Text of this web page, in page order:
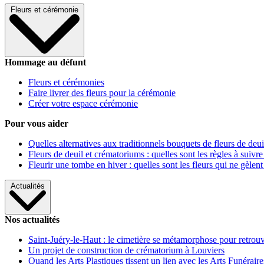
Fleurs et cérémonie
Hommage au défunt
Fleurs et cérémonies
Faire livrer des fleurs pour la cérémonie
Créer votre espace cérémonie
Pour vous aider
Quelles alternatives aux traditionnels bouquets de fleurs de
Fleurs de deuil et crématoriums : quelles sont les règles à
Fleurir une tombe en hiver : quelles sont les fleurs qui ne gèlent
Actualités
Nos actualités
Saint-Juéry-le-Haut : le cimetière se métamorphose pour
Un projet de construction de crématorium à Louviers
Quand les Arts Plastiques tissent un lien avec les Arts